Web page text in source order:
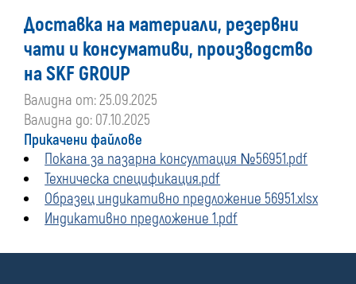
Доставка на материали, резервни
чати и консумативи, производство
на SKF GROUP
Валидна от: 25.09.2025
Валидна до: 07.10.2025
Прикачени файлове
Покана за пазарна консултация №56951.pdf
Техническа спецификация.pdf
Образец индикативно предложение 56951.xlsx
Индикативно предложение 1.pdf